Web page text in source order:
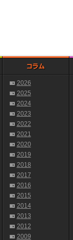
2026
2025
2024
2023
2022
2021
2020
2019
2018
2017
2016
2015
2014
2013
2012
2009